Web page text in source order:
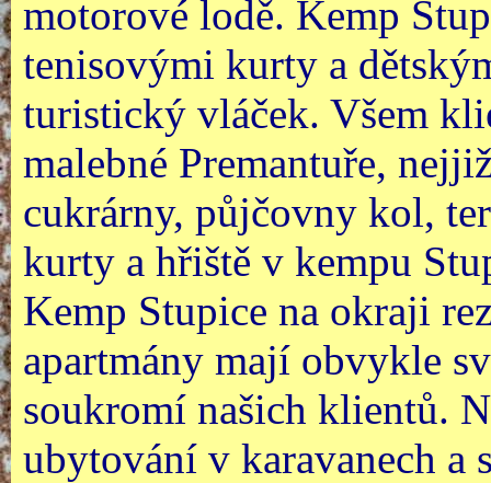
motorové lodě. Kemp
tenisovými kurty a
turistický vláček. Všem
malebné Premantuře,
cukrárny, půjčovny kol,
kurty a hřiště v kempu
Kemp Stupice na okraji
apartmány mají obvykle
soukromí našich klientů.
ubytování v karavanech a